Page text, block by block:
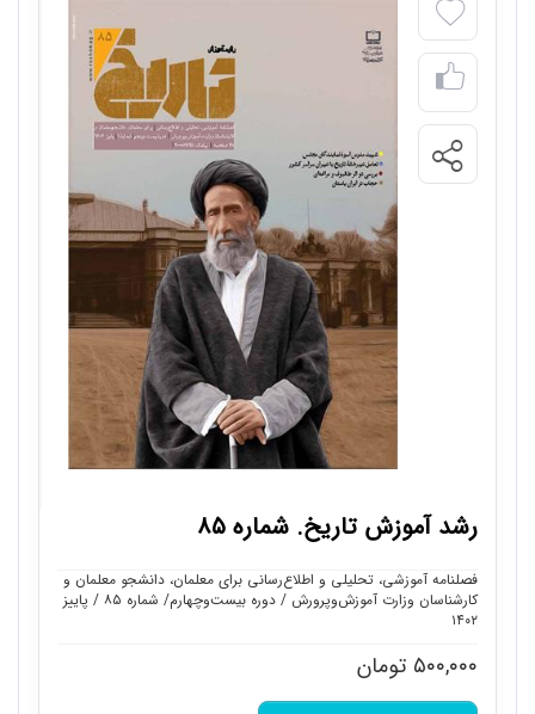
رشد آموزش تاریخ. شماره ۸۵
فصلنامه آموزشی، تحلیلی و اطلاع‌رسانی برای معلمان، دانشجو معلمان و
کارشناسان وزارت آموزش‌وپرورش / دوره بیست‌وچهارم/ شماره ۸۵ / پاییز
۱۴۰۲
۵۰۰,۰۰۰ تومان